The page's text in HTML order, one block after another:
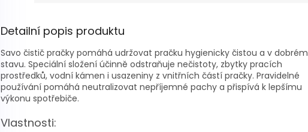
Detailní popis produktu
Savo čistič pračky pomáhá udržovat pračku hygienicky čistou a v dobrém
stavu. Speciální složení účinně odstraňuje nečistoty, zbytky pracích
prostředků, vodní kámen i usazeniny z vnitřních částí pračky. Pravidelné
používání pomáhá neutralizovat nepříjemné pachy a přispívá k lepšímu
výkonu spotřebiče.
Vlastnosti: